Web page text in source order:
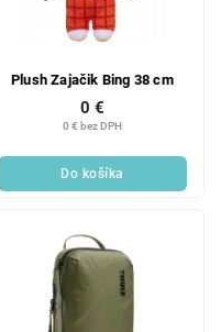
Plush Zajačik Bing 38 cm
0 € bez DPH
0 €
Do košíka